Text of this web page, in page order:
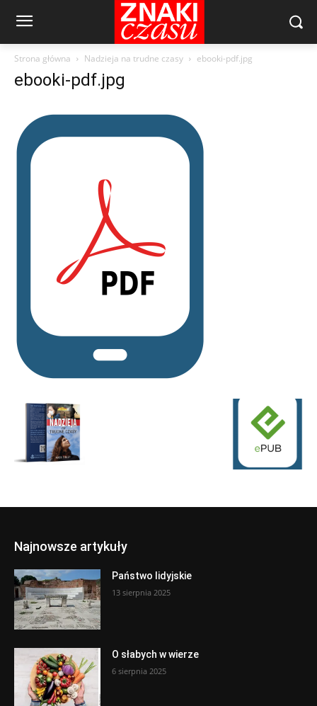
Strona główna Nadzieja na trudne czasy ebooki-pdf.jpg
ebooki-pdf.jpg
Najnowsze artykuły
Państwo lidyjskie
13 sierpnia 2025
O słabych w wierze
6 sierpnia 2025